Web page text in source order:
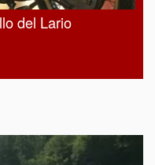
del Lario